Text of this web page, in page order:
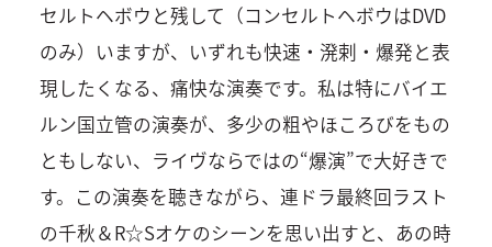
セルトヘボウと残して（コンセルトヘボウはDVD
のみ）いますが、いずれも快速・溌剌・爆発と表
現したくなる、痛快な演奏です。私は特にバイエ
ルン国立管の演奏が、多少の粗やほころびをもの
ともしない、ライヴならではの“爆演”で大好きで
す。この演奏を聴きながら、連ドラ最終回ラスト
の千秋＆R☆Sオケのシーンを思い出すと、あの時